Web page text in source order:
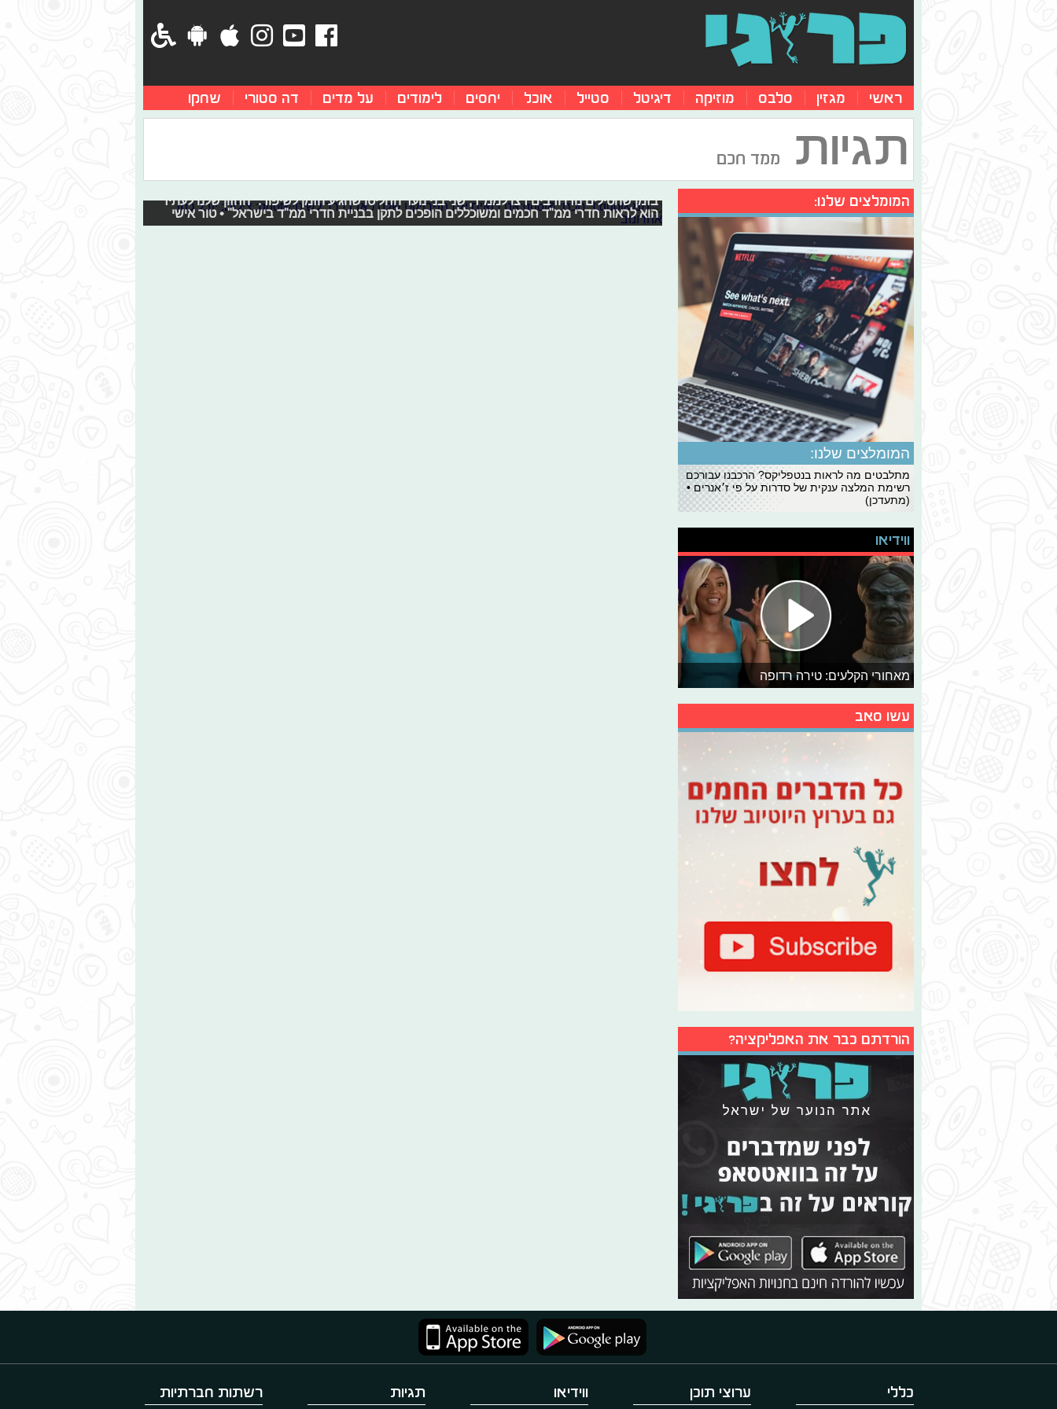
ראשי מגזין סלבס מוזיקה דיגיטל סטייל אוכל יחסים לימודים על מדים דה סטורי שחקו
תגיות ממד חכם
בזמן שהטילים נורו ורבים רצו לממ"ד, שני בני נוער החליטו שהגיע הזמן לשיפור. "החזון שלנו לעתיד
הוא לראות חדרי ממ"ד חכמים ומשוכללים הופכים לתקן בבניית חדרי ממ"ד בישראל" • טור אישי
המומלצים שלנו:
המומלצים שלנו:
מתלבטים מה לראות בנטפליקס? הרכבנו עבורכם
רשימת המלצה ענקית של סדרות על פי ז׳אנרים •
(מתעדכן)
ווידיאו
מאחורי הקלעים: טירה רדופה
עשו סאב
הורדתם כבר את האפליקציה?
כללי ערוצי תוכן ווידיאו תגיות רשתות חברתיות